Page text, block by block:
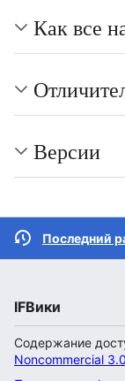
Как все
Версии
IFВики
Содержание
Noncommercial